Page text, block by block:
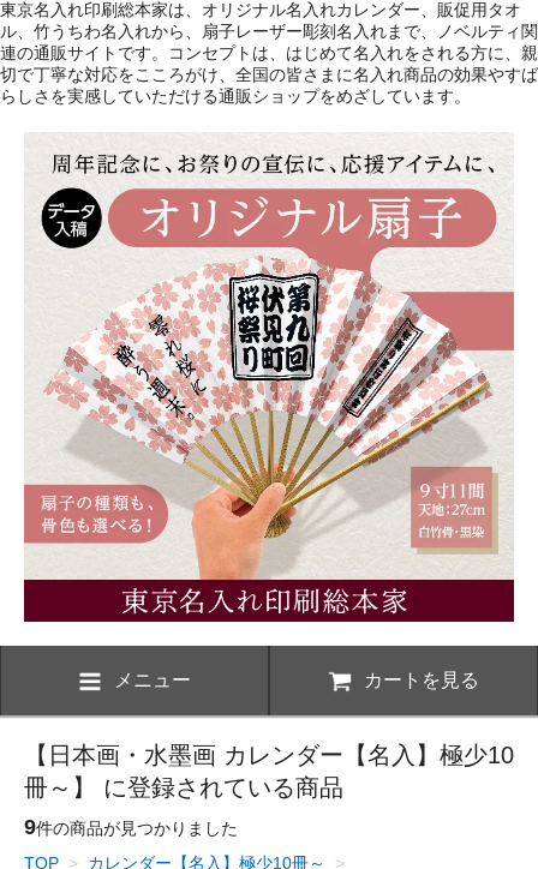
東京名入れ印刷総本家は、オリジナル名入れカレンダー、販促用タオ
ル、竹うちわ名入れから、扇子レーザー彫刻名入れまで、ノベルティ関
連の通販サイトです。コンセプトは、はじめて名入れをされる方に、親
切で丁寧な対応をこころがけ、全国の皆さまに名入れ商品の効果やすば
らしさを実感していただける通販ショップをめざしています。
メニュー カートを見る
【日本画・水墨画 カレンダー【名入】極少10
冊～】 に登録されている商品
9件の商品が見つかりました
TOP > カレンダー【名入】極少10冊～
>